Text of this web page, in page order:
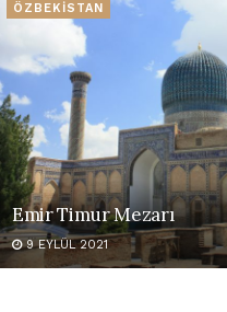
ÖZBEKİSTAN
Emir Timur Mezarı
9 EYLÜL 2021